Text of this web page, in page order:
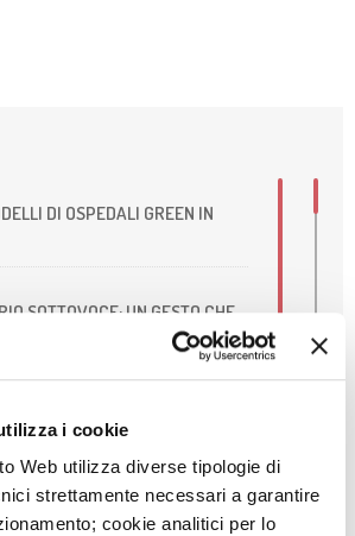
i cookie
Web utilizza diverse tipologie di
strettamente necessari a garantire
cookie analitici per lo
DI OSPEDALI GREEN IN
SOTTOVOCE: UN GESTO CHE
PUNTO ISCRIZIONI GIOVEDÌ